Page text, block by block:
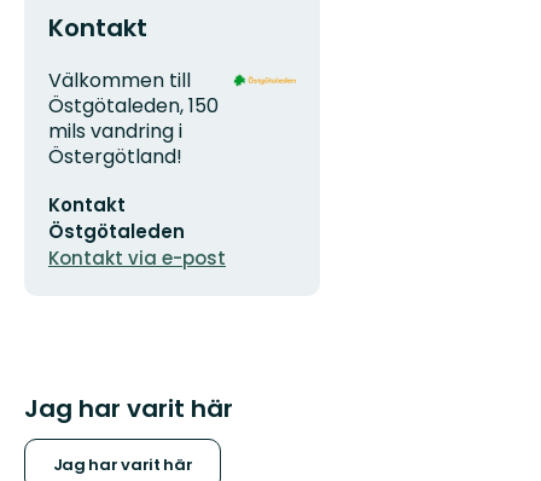
Kontakt
Adress
Välkommen till
Östgötaleden, 150
mils vandring i
Östergötland!
postadress
Kontakt
Östgötaleden
Kontakt via e-post
Organisationens
Jag har varit här
Jag har varit här